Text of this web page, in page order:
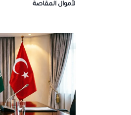
لأموال المقاصة